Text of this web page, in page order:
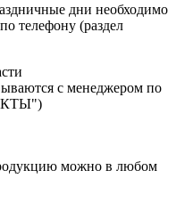
дни необходимо
телефону (раздел
с менеджером по
можно в любом